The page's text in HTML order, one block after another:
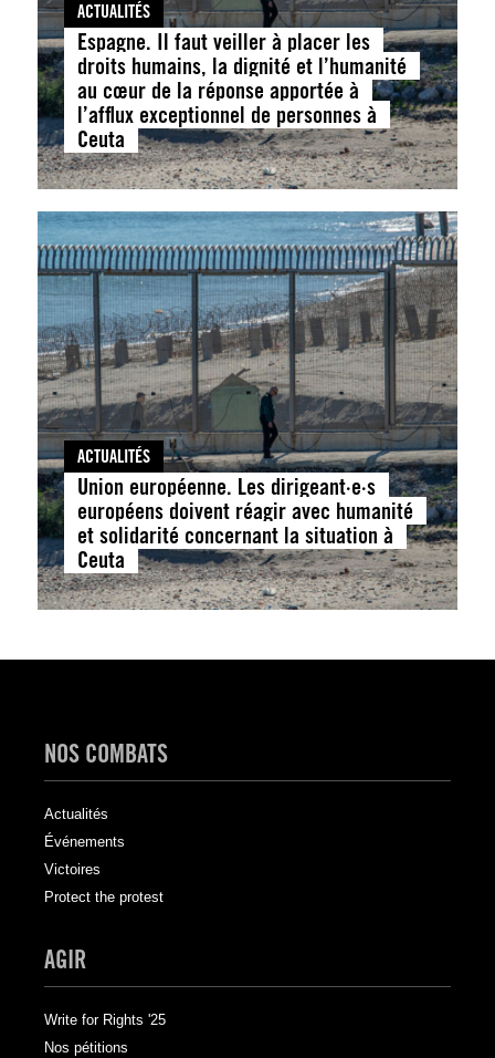
ACTUALITÉS
Espagne. Il faut veiller à placer les
droits humains, la dignité et l’humanité
au cœur de la réponse apportée à
l’afflux exceptionnel de personnes à
Ceuta
ACTUALITÉS
Union européenne. Les dirigeant·e·s
européens doivent réagir avec humanité
et solidarité concernant la situation à
Ceuta
NOS COMBATS
Actualités
Événements
Victoires
Protect the protest
AGIR
Write for Rights '25
Nos pétitions